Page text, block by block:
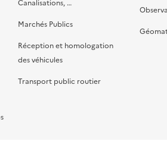
Canalisations, …
Marchés Publics
Réception et homologation
des véhicules
Transport public routier